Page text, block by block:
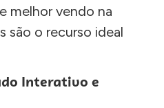
melhor vendo na
são o recurso ideal
Interativo e